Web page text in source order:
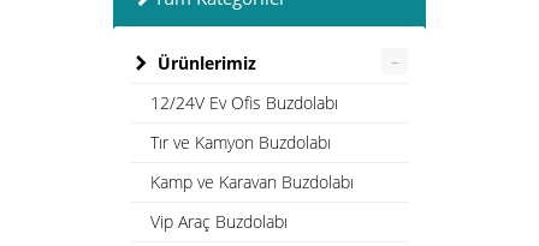
Ürünlerimiz –
12/24V Ev Ofis Buzdolabı
Tır ve Kamyon Buzdolabı
Kamp ve Karavan Buzdolabı
Vip Araç Buzdolabı